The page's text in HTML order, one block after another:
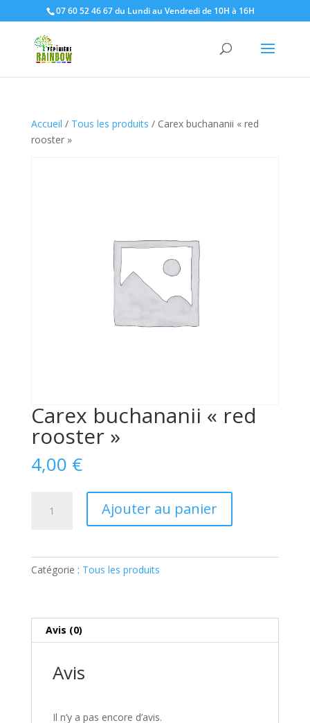
07 60 52 46 67 du Lundi au Vendredi de 10H à 16H
Accueil / Tous les produits / Carex buchananii « red
rooster »
Carex buchananii « red
rooster »
4,00 €
rooster"
Ajouter au panier
Catégorie : Tous les produits
Avis (0)
Avis
Il n’y a pas encore d’avis.